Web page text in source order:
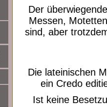
Der
Messen,
sind, aber
Die lateinischen
ein Credo
Ist keine